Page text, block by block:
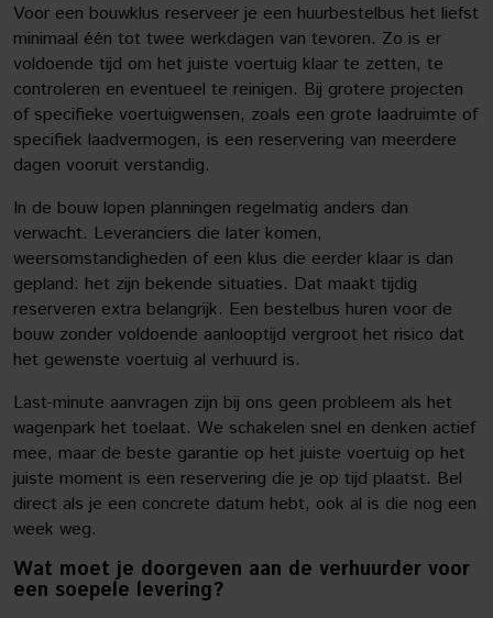
Voor een bouwklus reserveer je een huurbestelbus het liefst
minimaal één tot twee werkdagen van tevoren. Zo is er
voldoende tijd om het juiste voertuig klaar te zetten, te
controleren en eventueel te reinigen. Bij grotere projecten
of specifieke voertuigwensen, zoals een grote laadruimte of
specifiek laadvermogen, is een reservering van meerdere
dagen vooruit verstandig.
In de bouw lopen planningen regelmatig anders dan
verwacht. Leveranciers die later komen,
weersomstandigheden of een klus die eerder klaar is dan
gepland: het zijn bekende situaties. Dat maakt tijdig
reserveren extra belangrijk. Een bestelbus huren voor de
bouw zonder voldoende aanlooptijd vergroot het risico dat
het gewenste voertuig al verhuurd is.
Last-minute aanvragen zijn bij ons geen probleem als het
wagenpark het toelaat. We schakelen snel en denken actief
mee, maar de beste garantie op het juiste voertuig op het
juiste moment is een reservering die je op tijd plaatst. Bel
direct als je een concrete datum hebt, ook al is die nog een
week weg.
Wat moet je doorgeven aan de verhuurder voor
een soepele levering?